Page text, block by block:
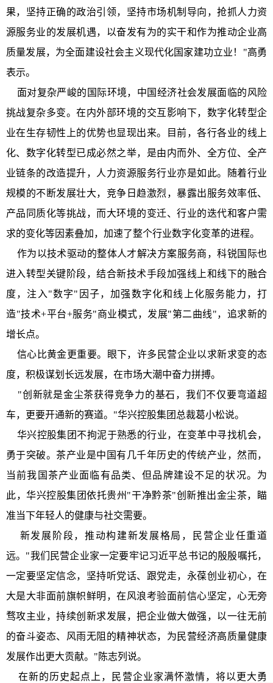
果，坚持正确的政治引领，坚持市场机制导向，抢抓人力资
源服务业的发展机遇，以奋发有为的实干和作为推动企业高
质量发展，为全面建设社会主义现代化国家建功立业！"高勇
表示。
面对复杂严峻的国际环境，中国经济社会发展面临的风险
挑战复杂多变。在内外部环境的交互影响下，数字化转型企
业在生存韧性上的优势也显现出来。目前，各行各业的线上
化、数字化转型已成必然之举，是由内而外、全方位、全产
业链条的改造提升，人力资源服务行业亦是如此。随着行业
规模的不断发展壮大，竞争日趋激烈，暴露出服务效率低、
产品同质化等挑战，而大环境的变迁、行业的迭代和客户需
求的变化等因素叠加，加速了整个行业数字化变革的进程。
作为以技术驱动的整体人才解决方案服务商，科锐国际也
进入转型关键阶段，结合新技术手段加强线上和线下的融合
度，注入"数字"因子，加强数字化和线上化服务能力，打
造"技术+平台+服务"商业模式，发展"第二曲线"，追求新的
增长点。
信心比黄金更重要。眼下，许多民营企业以求新求变的态
度，积极谋划长远发展，在市场大潮中奋力拼搏。
"创新就是金尘茶获得竞争力的基石，我们不仅要弯道超
车，更要开通新的赛道。"华兴控股集团总裁葛小松说。
华兴控股集团不拘泥于熟悉的行业，在变革中寻找机会，
勇于突破。茶产业是中国有几千年历史的传统产业，然而，
当前我国茶产业面临有品类、但品牌建设不足的状况。为
此，华兴控股集团依托贵州"干净黔茶"创新推出金尘茶，瞄
准当下年轻人的健康与社交需要。
新发展阶段，推动构建新发展格局，民营企业任重道
远。"我们民营企业家一定要牢记习近平总书记的殷殷嘱托，
一定要坚定信念，坚持听党话、跟党走，永葆创业初心，在
大是大非面前旗帜鲜明，在风浪考验面前信心坚定，心无旁
骛攻主业，持续创新求发展，把企业做大做强，以一往无前
的奋斗姿态、风雨无阻的精神状态，为民营经济高质量健康
发展作出更大贡献。"陈志列说。
在新的历史起点上，民营企业家满怀激情，将以更大勇